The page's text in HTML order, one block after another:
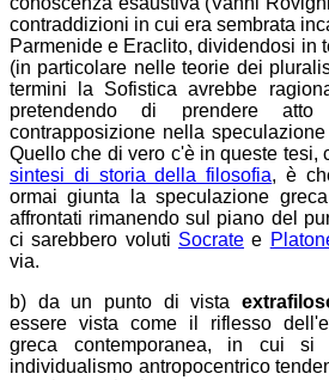
contraddizioni in cui era sembrata
Parmenide e Eraclito, dividendosi in
(in particolare nelle teorie dei
termini la Sofistica avrebbe
pretendendo di prendere
contrapposizione nella
Quello che di vero c'è in queste tesi,
sintesi di storia della filosofia, è
ormai giunta la speculazione
affrontati rimanendo sul piano del
ci sarebbero voluti Socrate e
via.
b) da un punto di vista
essere vista come il riflesso
greca contemporanea, in cui si
individualismo antropocentrico